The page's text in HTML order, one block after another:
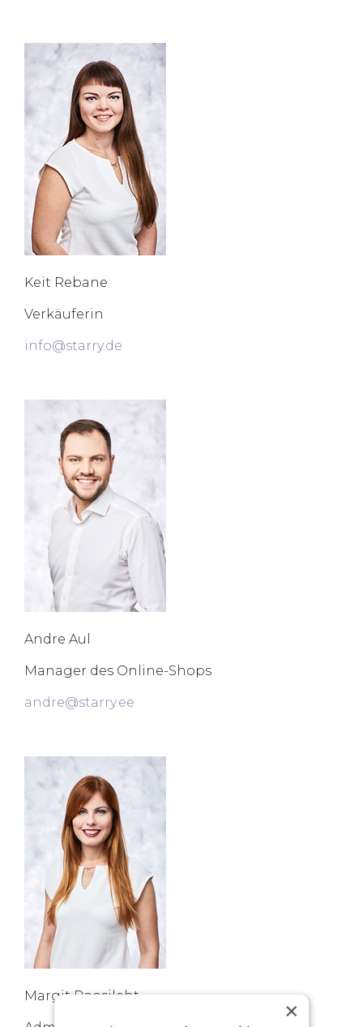
Keit Rebane
Verkäuferin
info@starry.de
Andre Aul
Manager des Online-Shops
andre@starry.ee
Margit Roosileht
×